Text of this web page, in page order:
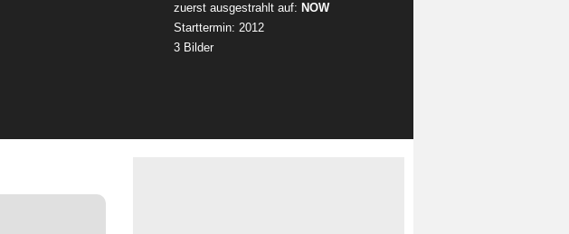
zuerst ausgestrahlt auf: NOW
Starttermin: 2012
3 Bilder